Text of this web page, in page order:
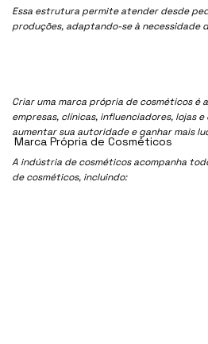
Essa estrutura permite atender desde
produções, adaptando-se à necessidade
Criar uma marca própria de cosméticos é
empresas, clínicas, influenciadores, lojas
aumentar sua autoridade e ganhar mais
A indústria de cosméticos acompanha
de cosméticos, incluindo:
Marca Própria de Cosméticos